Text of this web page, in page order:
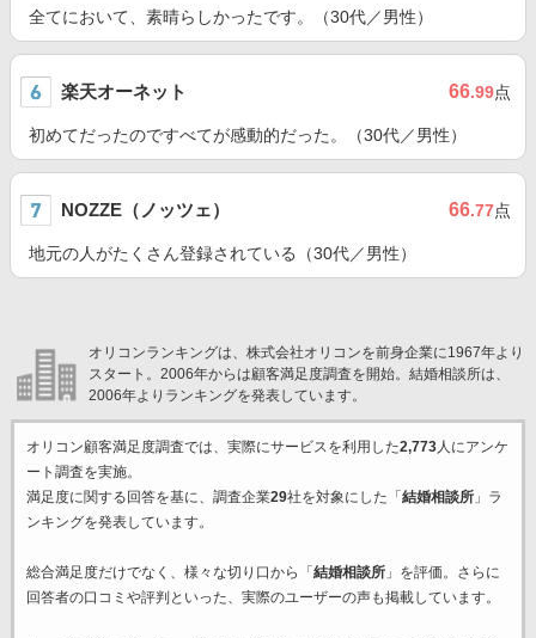
全てにおいて、素晴らしかったです。（30代／男性）
楽天オーネット 66.99点
初めてだったのですべてが感動的だった。（30代／男性）
NOZZE（ノッツェ） 66.77点
地元の人がたくさん登録されている（30代／男性）
オリコンランキングは、株式会社オリコンを前身企業に1967年より
スタート。2006年からは顧客満足度調査を開始。結婚相談所は、
2006年よりランキングを発表しています。
オリコン顧客満足度調査では、実際にサービスを利用した2,773人にアンケ
ート調査を実施。
満足度に関する回答を基に、調査企業29社を対象にした「 結婚相談所」ラ
ンキングを発表しています。
総合満足度だけでなく、様々な切り口から「 結婚相談所」を評価。さらに
回答者の口コミや評判といった、実際のユーザーの声も掲載しています。